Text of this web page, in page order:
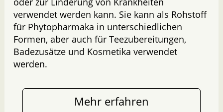
verwendet werden kann. Sie kann als Rohstoff
für Phytopharmaka in unterschiedlichen
Formen, aber auch für Teezubereitungen,
Badezusätze und Kosmetika verwendet
werden.
Mehr erfahren